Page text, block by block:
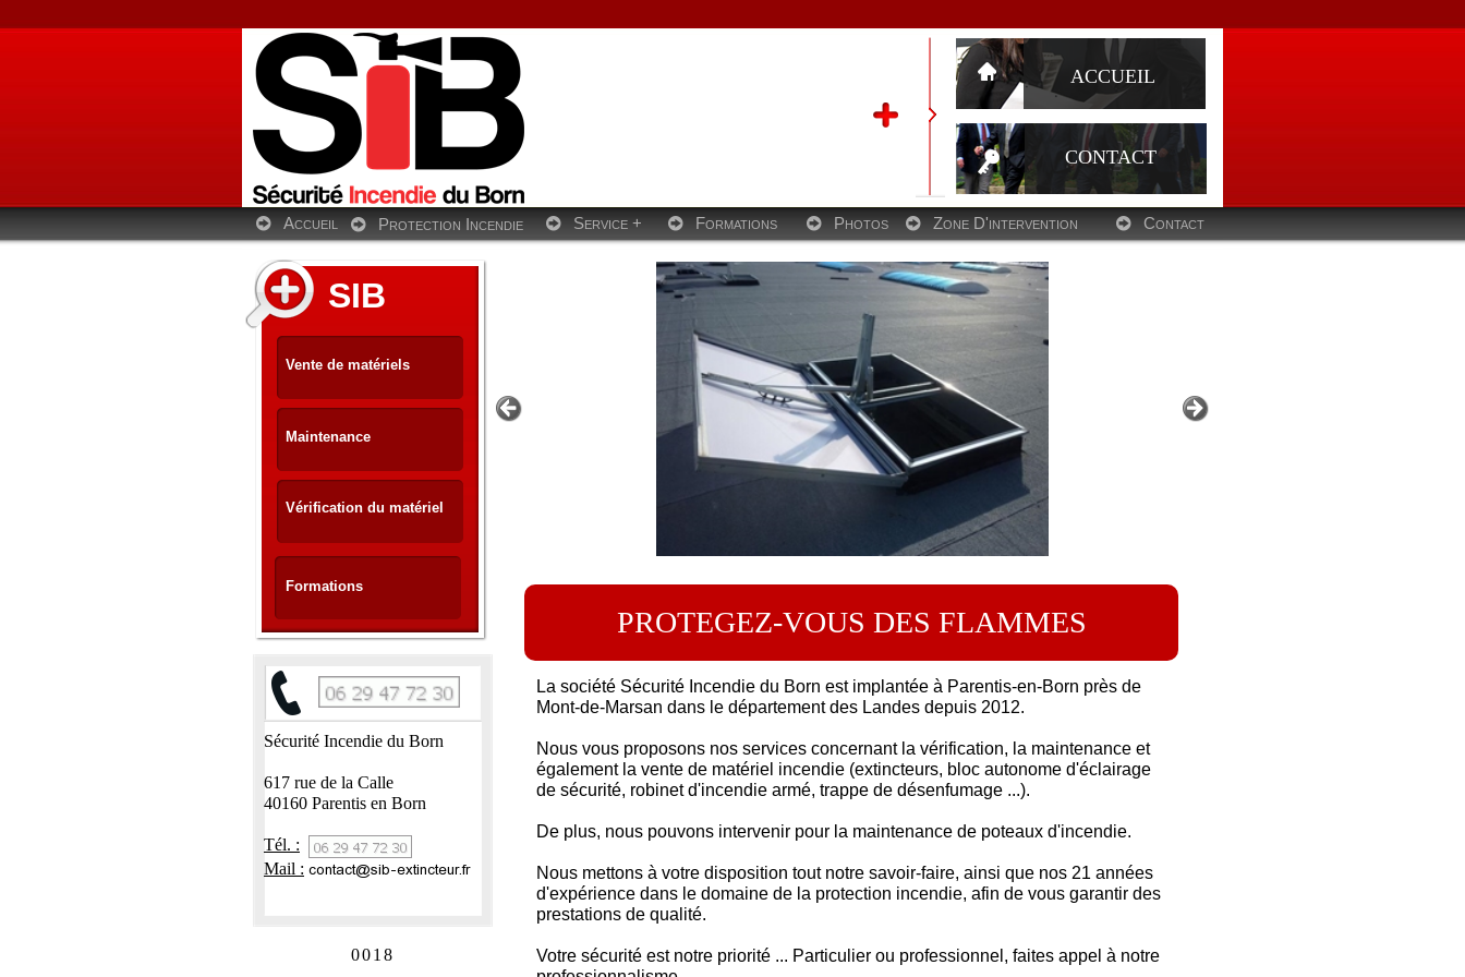
ACCUEIL
CONTACT
Accueil Service + Formations Photos Zone D'intervention Contact
Protection Incendie
SIB
Vente de matériels
Maintenance
Vérification du matériel
Formations
PROTEGEZ-VOUS DES FLAMMES
La société Sécurité Incendie du Born est implantée à Parentis-en-Born près de
Mont-de-Marsan dans le département des Landes depuis 2012.
Nous vous proposons nos services concernant la vérification, la maintenance et
également la vente de matériel incendie (extincteurs, bloc autonome d'éclairage
de sécurité, robinet d'incendie armé, trappe de désenfumage ...).
De plus, nous pouvons intervenir pour la maintenance de poteaux d'incendie.
Nous mettons à votre disposition tout notre savoir-faire, ainsi que nos 21 années
d'expérience dans le domaine de la protection incendie, afin de vous garantir des
prestations de qualité.
Votre sécurité est notre priorité ... Particulier ou professionnel, faites appel à notre
Sécurité Incendie du Born
617 rue de la Calle
40160 Parentis en Born
Tél. :
Mail :
001 8